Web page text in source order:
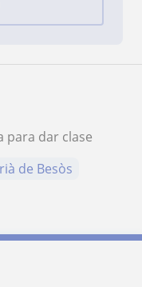
para dar clase
de Besòs